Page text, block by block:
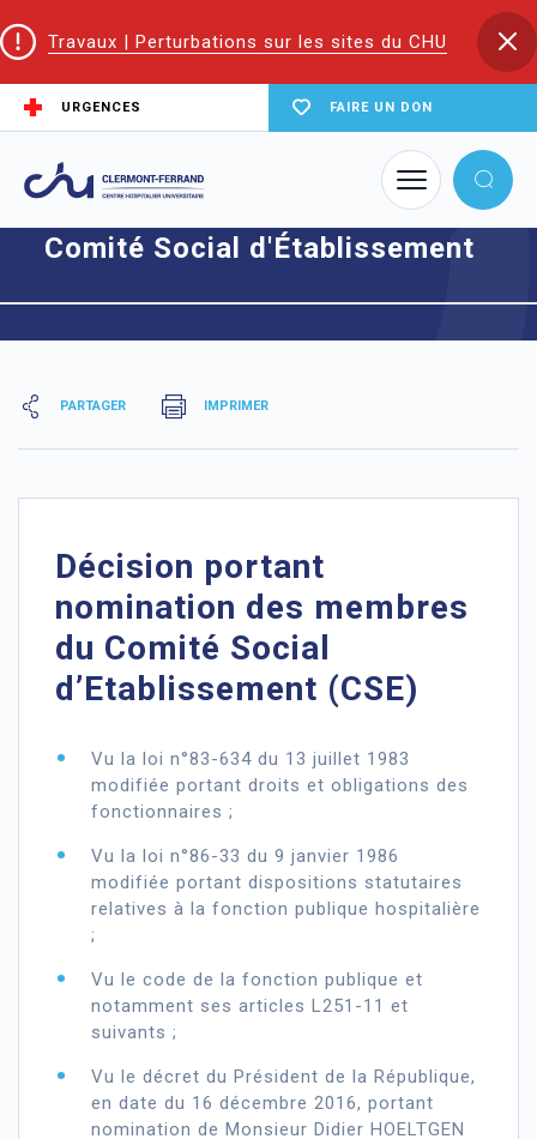
Travaux | Perturbations sur les sites du CHU
URGENCES FAIRE UN DON
Accueil Comité Social d'Établissement
Comité Social d'Établissement
PARTAGER IMPRIMER
Décision portant
nomination des membres
du Comité Social
d’Etablissement (CSE)
Vu la loi n°83-634 du 13 juillet 1983
modifiée portant droits et obligations des
fonctionnaires ;
Vu la loi n°86-33 du 9 janvier 1986
modifiée portant dispositions statutaires
relatives à la fonction publique hospitalière
;
Vu le code de la fonction publique et
notamment ses articles L251-11 et
suivants ;
Vu le décret du Président de la République,
en date du 16 décembre 2016, portant
nomination de Monsieur Didier HOELTGEN